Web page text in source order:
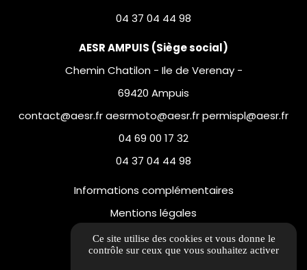
04 37 04 44 98
AESR AMPUIS (Siège social)
Chemin Chatilon - Ile de Verenay -
69420 Ampuis
contact@aesr.fr aesrmoto@aesr.fr permispl@aesr.fr
04 69 00 17 32
04 37 04 44 98
Informations complémentaires
Mentions légales
Politique de confidentialité
Flux RSS
Ce site utilise des cookies et vous donne le
contrôle sur ceux que vous souhaitez activer